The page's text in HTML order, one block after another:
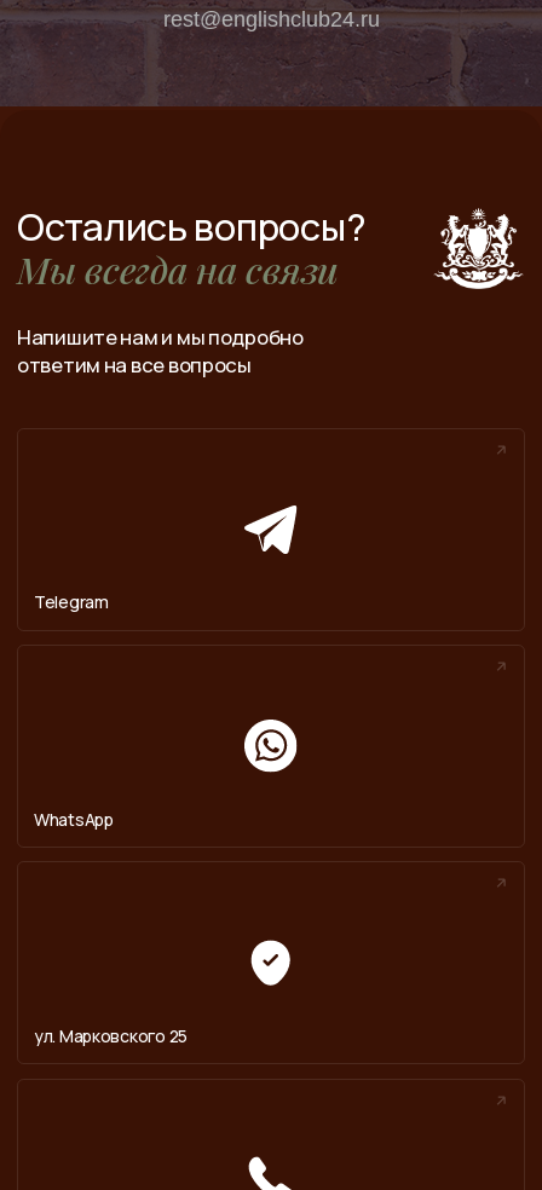
rest@englishclub24.ru
Разработка сайта
+7 (391) 257-31-20